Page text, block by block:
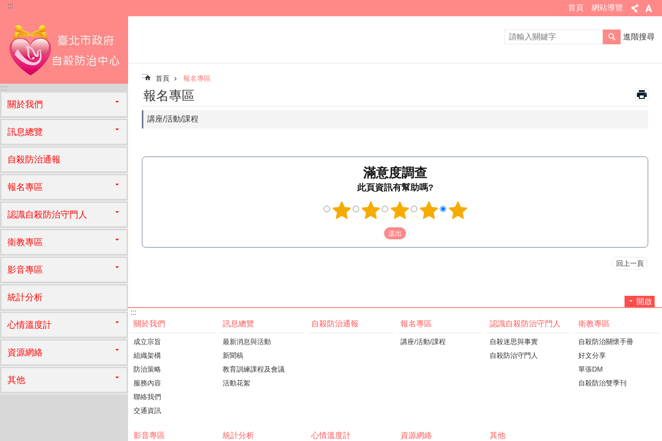
跳到主要內容區塊
::: 首頁 網站導覽
:::
關於我們
訊息總覽
自殺防治通報
報名專區
認識自殺防治守門人
衛教專區
影音專區
統計分析
心情溫度計
資源網絡
其他
進階搜尋
::: 首頁 報名專區
報名專區
講座/活動/課程
滿意度調查
此頁資訊有幫助嗎?
回上一頁
開啟
:::
關於我們
成立宗旨
組織架構
防治策略
服務內容
聯絡我們
交通資訊
訊息總覽
最新消息與活動
新聞稿
教育訓練課程及會議
活動花絮
自殺防治通報 報名專區
講座/活動/課程
認識自殺防治守門人
自殺迷思與事實
自殺防治守門人
衛教專區
自殺防治關懷手冊
好文分享
單張DM
自殺防治雙季刊
影音專區 統計分析 心情溫度計 資源網絡 其他